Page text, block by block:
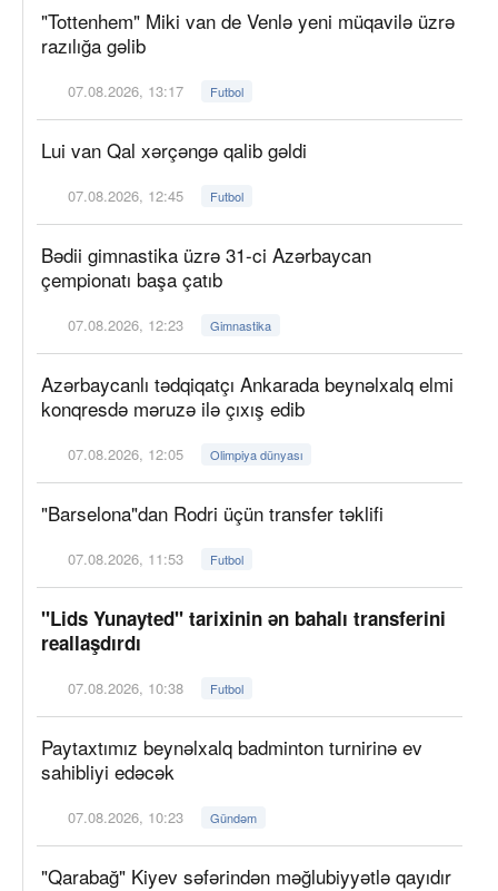
"Tottenhem" Miki van de Venlə yeni müqavilə üzrə
razılığa gəlib
07.08.2026, 13:17 Futbol
Lui van Qal xərçəngə qalib gəldi
07.08.2026, 12:45 Futbol
Bədii gimnastika üzrə 31-ci Azərbaycan
çempionatı başa çatıb
07.08.2026, 12:23 Gimnastika
Azərbaycanlı tədqiqatçı Ankarada beynəlxalq elmi
konqresdə məruzə ilə çıxış edib
07.08.2026, 12:05 Olimpiya dünyası
"Barselona"dan Rodri üçün transfer təklifi
07.08.2026, 11:53 Futbol
"Lids Yunayted" tarixinin ən bahalı transferini
reallaşdırdı
07.08.2026, 10:38 Futbol
Paytaxtımız beynəlxalq badminton turnirinə ev
sahibliyi edəcək
07.08.2026, 10:23 Gündəm
"Qarabağ" Kiyev səfərindən məğlubiyyətlə qayıdır